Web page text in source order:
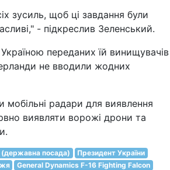
зусиль, щоб ці завдання були
- підкреслив Зеленський.
переданих їй винищувачів
не вводили жодних
радари для виявлення
виявляти ворожі дрони та
(державна посада)
Президент України
General Dynamics F-16 Fighting Falcon